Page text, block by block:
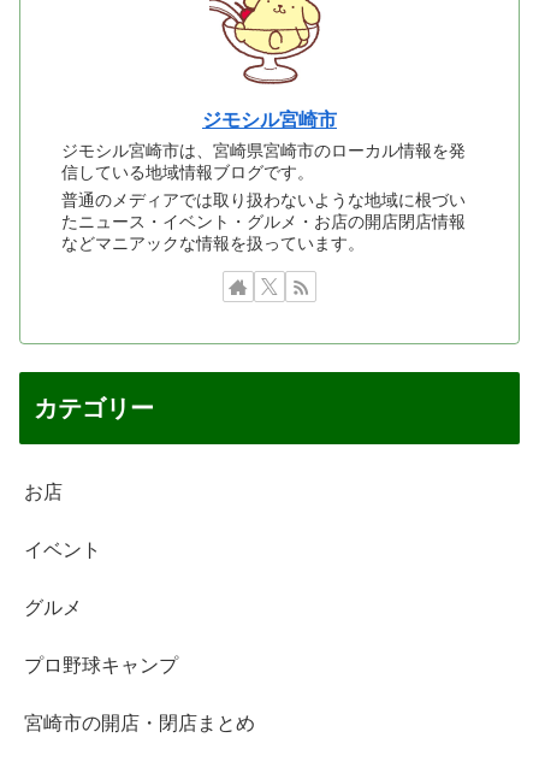
ジモシル宮崎市
ジモシル宮崎市は、宮崎県宮崎市のローカル情報を発
信している地域情報ブログです。
普通のメディアでは取り扱わないような地域に根づい
たニュース・イベント・グルメ・お店の開店閉店情報
などマニアックな情報を扱っています。
カテゴリー
お店
イベント
グルメ
プロ野球キャンプ
宮崎市の開店・閉店まとめ